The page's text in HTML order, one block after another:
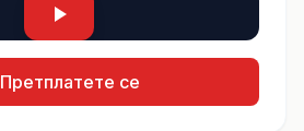
Претплатете се